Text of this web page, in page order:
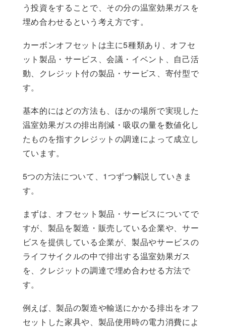
う投資をすることで、その分の温室効果ガスを
埋め合わせるという考え方です。
カーボンオフセットは主に5種類あり、オフセ
ット製品・サービス、会議・イベント、自己活
動、クレジット付の製品・サービス、寄付型で
す。
基本的にはどの方法も、ほかの場所で実現した
温室効果ガスの排出削減・吸収の量を数値化し
たものを指すクレジットの調達によって成立し
ています。
5つの方法について、1つずつ解説していきま
す。
まずは、オフセット製品・サービスについてで
すが、製品を製造・販売している企業や、サー
ビスを提供している企業が、製品やサービスの
ライフサイクルの中で排出する温室効果ガス
を、クレジットの調達で埋め合わせる方法で
す。
例えば、製品の製造や輸送にかかる排出をオフ
セットした家具や、製品使用時の電力消費によ